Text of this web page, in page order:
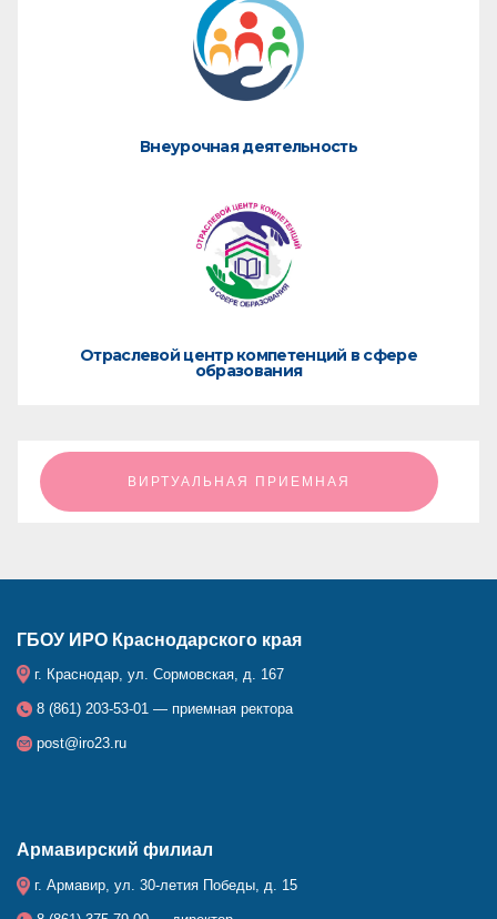
Внеурочная деятельность
Отраслевой центр компетенций в сфере
образования
ㅤㅤㅤㅤㅤㅤㅤㅤㅤВИРТУАЛЬНАЯ ПРИЕМНАЯㅤㅤㅤㅤㅤㅤㅤㅤㅤ
ГБОУ ИРО Краснодарского края
г. Краснодар, ул. Сормовская, д. 167
8 (861) 203-53-01 — приемная ректора
post@iro23.ru
Армавирский филиал
г. Армавир, ул. 30-летия Победы, д. 15